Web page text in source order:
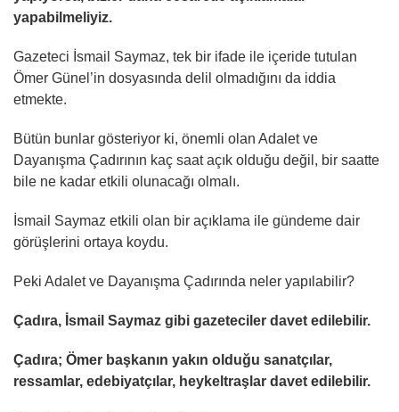
yapabilmeliyiz.
Gazeteci İsmail Saymaz, tek bir ifade ile içeride tutulan
Ömer Günel’in dosyasında delil olmadığını da iddia
etmekte.
Bütün bunlar gösteriyor ki, önemli olan Adalet ve
Dayanışma Çadırının kaç saat açık olduğu değil, bir saatte
bile ne kadar etkili olunacağı olmalı.
İsmail Saymaz etkili olan bir açıklama ile gündeme dair
görüşlerini ortaya koydu.
Peki Adalet ve Dayanışma Çadırında neler yapılabilir?
Çadıra, İsmail Saymaz gibi gazeteciler davet edilebilir.
Çadıra; Ömer başkanın yakın olduğu sanatçılar,
ressamlar, edebiyatçılar, heykeltraşlar davet edilebilir.